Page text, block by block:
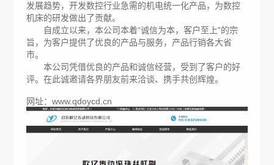
发展趋势，开发数控行业急需的机电统一化产品，为数控
机床的研发做出了贡献。
自成立以来，本公司本着“诚信为本，客户至上”的宗
旨，为客户提供了优良的产品与服务，产品行销各大省
市。
本公司凭借优良的产品和诚信经营，受到了客户的好
评。在此诚邀请各界朋友前来洽谈、携手共创辉煌。
网址： www.qdoycd.cn